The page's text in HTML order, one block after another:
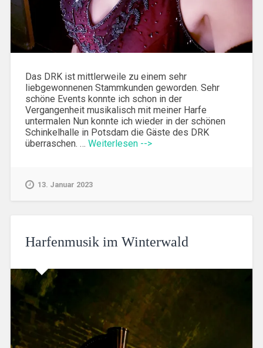
Das DRK ist mittlerweile zu einem sehr
liebgewonnenen Stammkunden geworden. Sehr
schöne Events konnte ich schon in der
Vergangenheit musikalisch mit meiner Harfe
untermalen Nun konnte ich wieder in der schönen
Schinkelhalle in Potsdam die Gäste des DRK
überraschen. … Weiterlesen -->
13. Januar 2023
Harfenmusik im Winterwald